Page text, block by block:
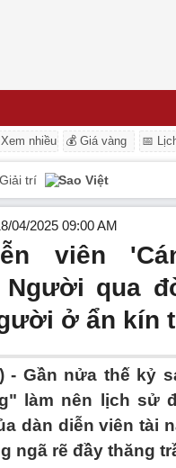
Xem nhiều 💰 Giá vàng 📅
trí Sao Việt
04/2025 09:00 AM
viên
Người qua
ở ẩn kín
- Gần nửa thế kỷ
làm nên lịch sử
dàn diễn viên tài
ngã rẽ đầy thăng